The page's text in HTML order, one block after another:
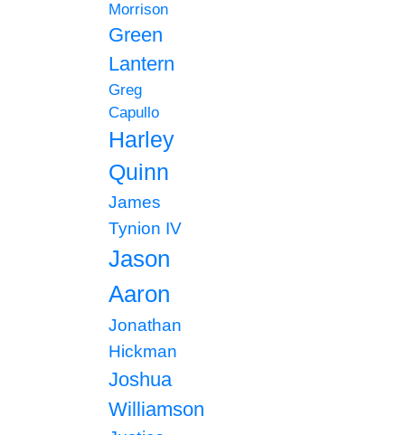
Morrison
Green
Lantern
Greg
Capullo
Harley
Quinn
James
Tynion IV
Jason
Aaron
Jonathan
Hickman
Joshua
Williamson